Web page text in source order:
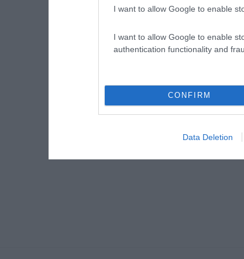
I want to allow Google to enable
I want to allow Google to enable
authentication functionality and
CONFIRM
Data Deletion